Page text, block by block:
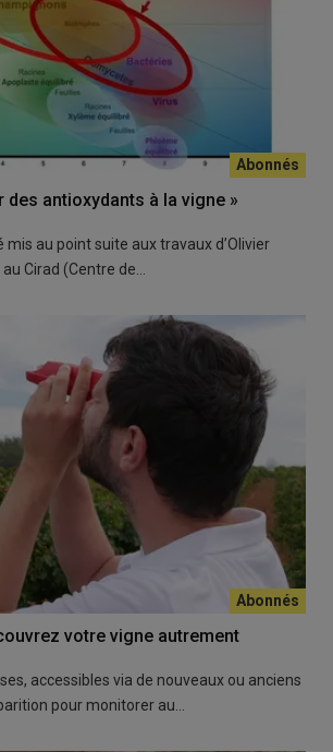
des antioxydants à la vigne »
mis au point suite aux travaux d’Olivier
Cirad (Centre de…
votre vigne autrement
accessibles via de nouveaux ou anciens
pour monitorer au…